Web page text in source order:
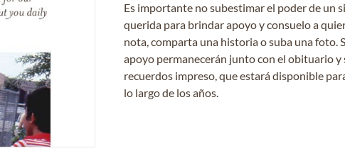
Es importante no subestimar el poder de un
querida para brindar apoyo y consuelo a
nota, comparta una historia o suba una foto.
apoyo permanecerán junto con el obituario y
recuerdos impreso, que estará disponible
lo largo de los años.